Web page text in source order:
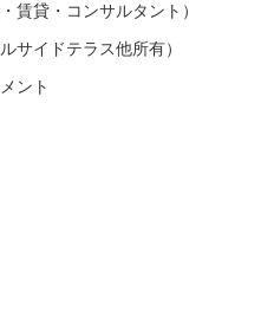
賃貸・コンサルタント）
サイドテラス他所有）
ント